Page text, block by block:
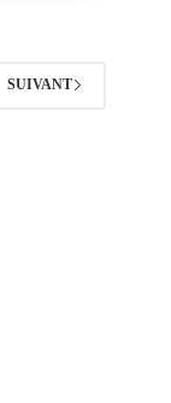
SUIVANT